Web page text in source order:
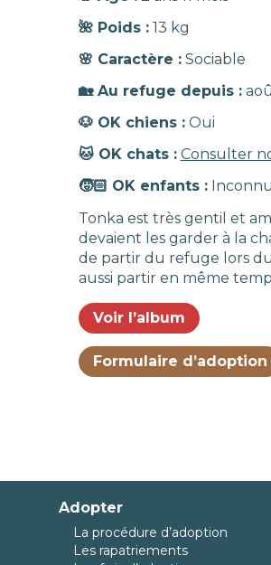
🌺 Poids :13 kg
🌸 Caractère :Sociable
🏡 Au refuge depuis :
🐶 OK chiens :Oui
🐱 OK chats : Consulter
🧒🏻 OK enfants :Inconnu
Tonka est très gentil et
devaient les garder à la
de partir du refuge lors
aussi partir en même
Voir l’album
Formulaire d’adoption
Adopter
La procédure d’adoption
Les rapatriements